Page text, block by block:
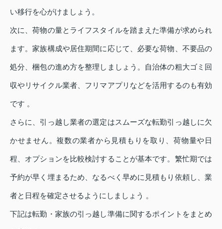
い移行を心がけましょう。
次に、荷物の量とライフスタイルを踏まえた準備が求められ
ます。家族構成や居住期間に応じて、必要な荷物、不要品の
処分、梱包の進め方を整理しましょう。自治体の粗大ゴミ回
収やリサイクル業者、フリマアプリなどを活用するのも有効
です 。
さらに、引っ越し業者の選定はスムーズな転勤引っ越しに欠
かせません。複数の業者から見積もりを取り、荷物量や日
程、オプションを比較検討することが基本です。繁忙期では
予約が早く埋まるため、なるべく早めに見積もり依頼し、業
者と日程を確定させるようにしましょう 。
下記は転勤・家族の引っ越し準備に関するポイントをまとめ